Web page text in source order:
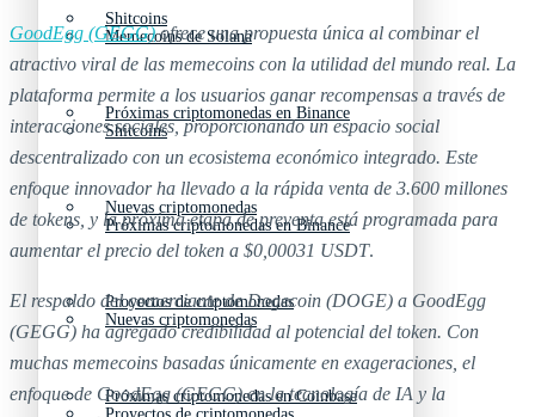
Shitcoins
Próximas criptomonedas en Binance
Nuevas criptomonedas
Proyectos de criptomonedas
Próximas criptomonedas en Coinbase
Memecoins de Solana
Shitcoins
Próximas criptomonedas en Binance
Nuevas criptomonedas
GoodEgg (GEGG)ofrece una propuesta única al combinar el
atractivo viral de las memecoins con la utilidad del mundo real. La
plataforma permite a los usuarios ganar recompensas a través de
interacciones sociales, proporcionando un espacio social
descentralizado con un ecosistema económico integrado. Este
enfoque innovador ha llevado a la rápida venta de 3.600 millones
de tokens, y la próxima etapa de preventa está programada para
aumentar el precio del token a $0,00031 USDT.
El respaldo del comerciante de Dogecoin (DOGE) a GoodEgg
(GEGG) ha agregado credibilidad al potencial del token. Con
muchas memecoins basadas únicamente en exageraciones, el
enfoque de GoodEgg (GEGG) en la tecnología de IA y la